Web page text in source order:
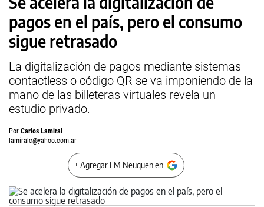
pagos en el país, pero el consumo
sigue retrasado
La digitalización de pagos mediante sistemas
contactless o código QR se va imponiendo de la
mano de las billeteras virtuales revela un
estudio privado.
Por Carlos Lamiral
lamiralc@yahoo.com.ar
+ Agregar LM Neuquen en